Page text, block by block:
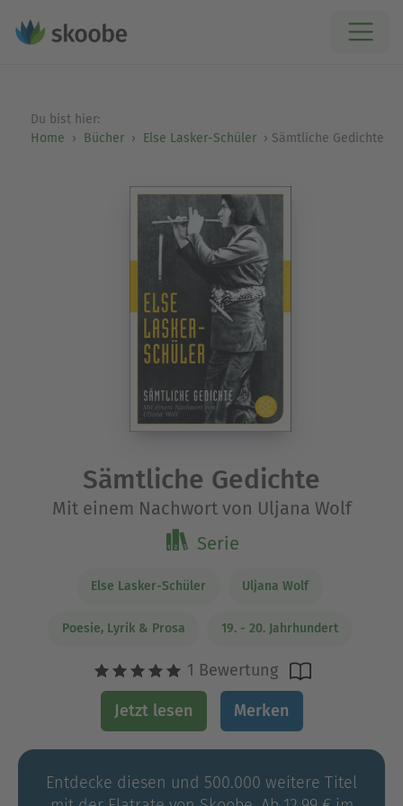
Du bist hier:
Home
Bücher Else Lasker-Schüler Sämtliche Gedichte
Sämtliche Gedichte
Mit einem Nachwort von Uljana Wolf
Serie
Else Lasker-Schüler Uljana Wolf
Poesie, Lyrik & Prosa 19. - 20. Jahrhundert
1 Bewertung
Jetzt lesen Merken
Entdecke diesen und 500.000 weitere Titel